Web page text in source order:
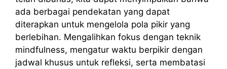
ada berbagai pendekatan yang dapat
diterapkan untuk mengelola pola pikir yang
berlebihan. Mengalihkan fokus dengan teknik
mindfulness, mengatur waktu berpikir dengan
jadwal khusus untuk refleksi, serta membatasi